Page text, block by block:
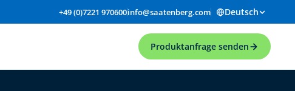
+49 (0)7221 970600info@saatenberg.com Deutsch
Produktanfrage senden